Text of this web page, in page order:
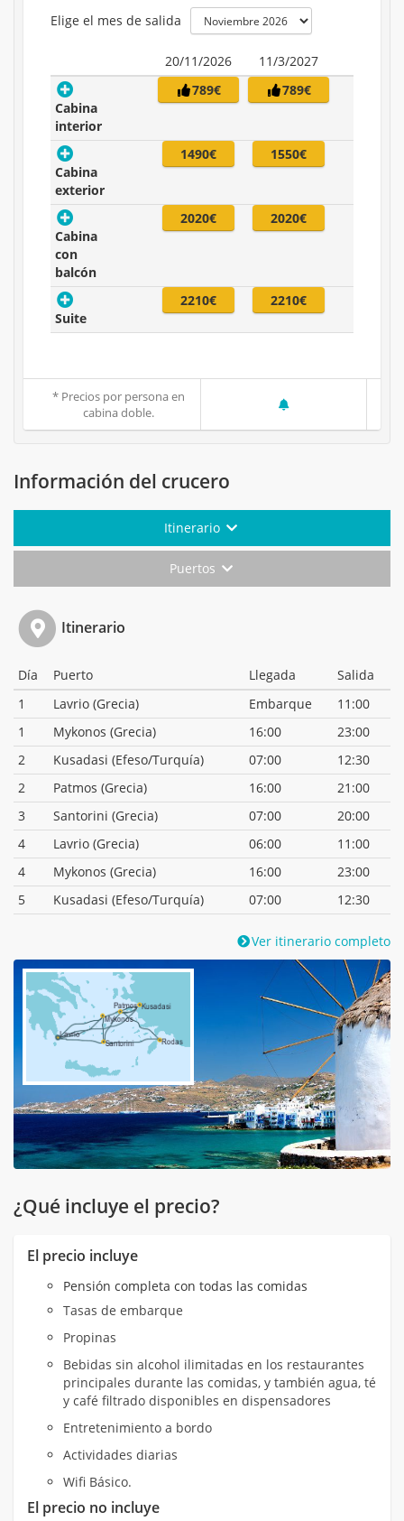
Elige el mes de salida
20/11/2026 11/3/2027
Cabina
interior
789€ 789€
Cabina
exterior
1490€ 1550€
Cabina
con
balcón
2020€ 2020€
Suite
2210€ 2210€
* Precios por persona en
cabina doble.
Información del crucero
Itinerario
Puertos
Itinerario
Día Puerto Llegada
Salida
1
Lavrio (Grecia) Embarque
11:00
1
Mykonos (Grecia) 16:00
23:00
2
Kusadasi (Efeso/Turquía) 07:00
12:30
2
Patmos (Grecia) 16:00
21:00
3
Santorini (Grecia) 07:00
20:00
4
Lavrio (Grecia) 06:00
11:00
4
Mykonos (Grecia) 16:00
23:00
5
Kusadasi (Efeso/Turquía) 07:00 12:30
Ver itinerario completo
¿Qué incluye el precio?
El precio incluye
Pensión completa con todas las comidas
Tasas de embarque
Propinas
Bebidas sin alcohol ilimitadas en los restaurantes
principales durante las comidas, y también agua, té
y café filtrado disponibles en dispensadores
Entretenimiento a bordo
Actividades diarias
Wifi Básico.
El precio no incluye